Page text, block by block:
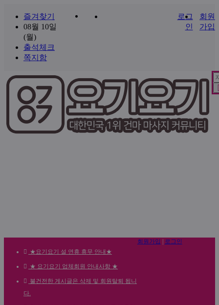
즐겨찾기
08월 10일
(월)
출석체크
쪽지함
로그
인
회원
가입
★요기요기 설 연휴 휴무 안내★
★ 요기요기 업체회원 안내사항 ★
불건전한 게시글은 삭제 및 회원탈퇴 됩니
다.
회원가입 로그인